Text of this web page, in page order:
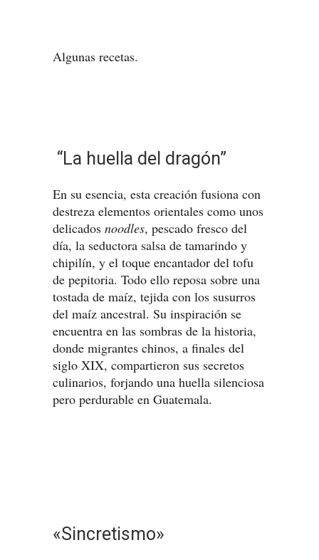
Algunas recetas.
“La huella del dragón”
En su esencia, esta creación fusiona con
destreza elementos orientales como unos
delicados noodles, pescado fresco del
día, la seductora salsa de tamarindo y
chipilín, y el toque encantador del tofu
de pepitoria. Todo ello reposa sobre una
tostada de maíz, tejida con los susurros
del maíz ancestral. Su inspiración se
encuentra en las sombras de la historia,
donde migrantes chinos, a finales del
siglo XIX, compartieron sus secretos
culinarios, forjando una huella silenciosa
pero perdurable en Guatemala.
«Sincretismo»